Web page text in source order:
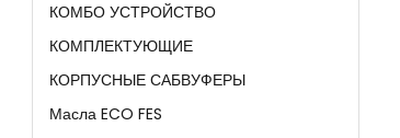
КОМБО УСТРОЙСТВО
КОМПЛЕКТУЮЩИЕ
КОРПУСНЫЕ САБВУФЕРЫ
Масла ECO FES